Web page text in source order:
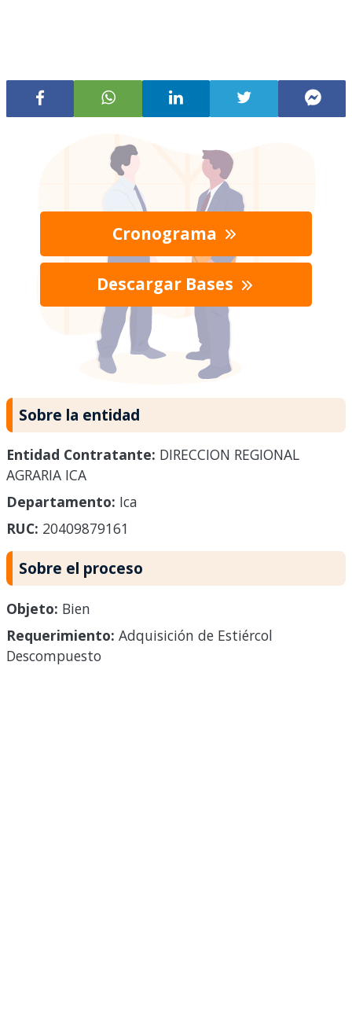
Cronograma
Descargar Bases
Sobre la entidad
Entidad Contratante: DIRECCION REGIONAL
AGRARIA ICA
Departamento: Ica
RUC: 20409879161
Sobre el proceso
Objeto: Bien
Requerimiento: Adquisición de Estiércol
Descompuesto